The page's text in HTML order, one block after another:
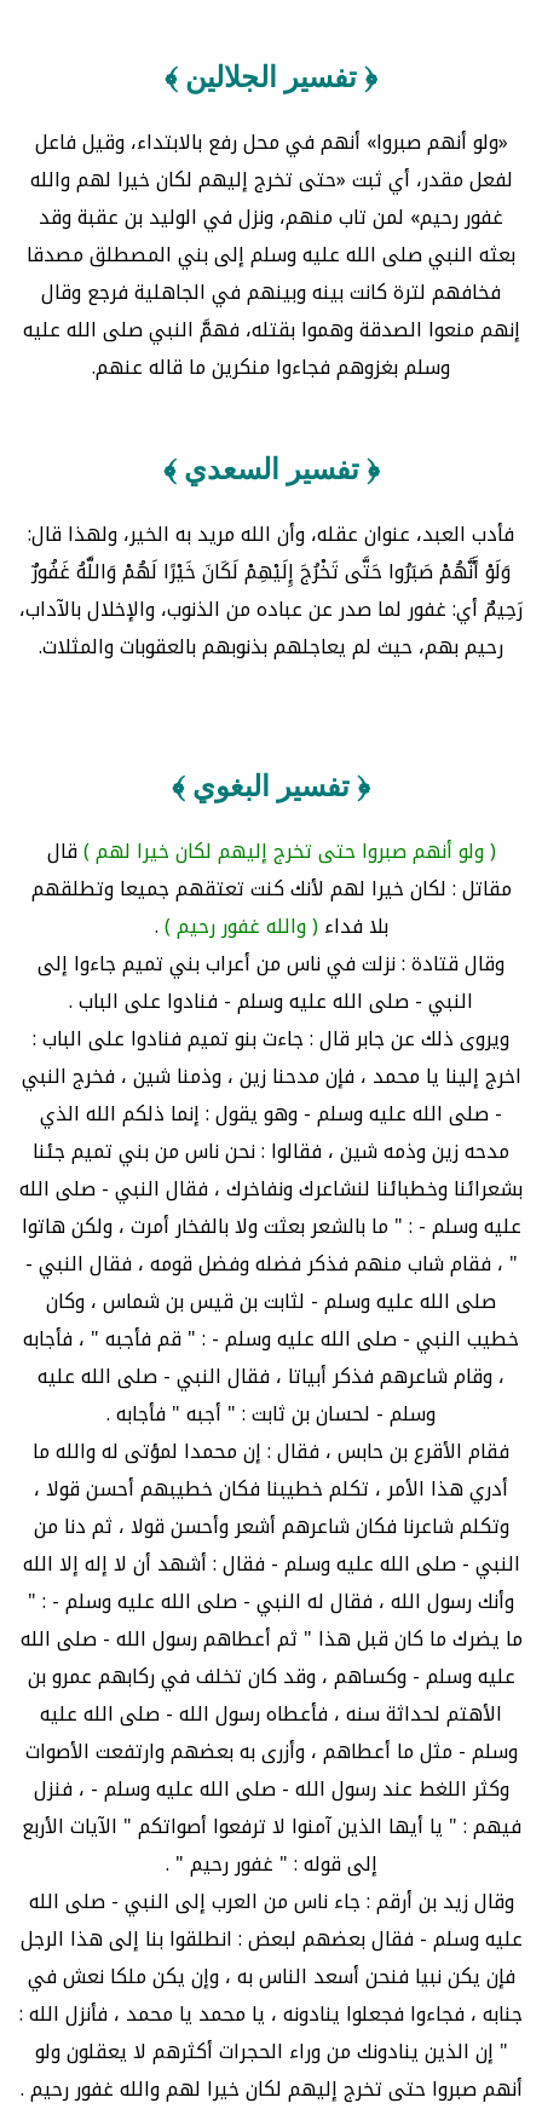
﴿ تفسير الجلالين ﴾
«ولو أنهم صبروا» أنهم في محل رفع بالابتداء، وقيل فاعل
لفعل مقدر، أي ثبت «حتى تخرج إليهم لكان خيرا لهم والله
غفور رحيم» لمن تاب منهم، ونزل في الوليد بن عقبة وقد
بعثه النبي صلى الله عليه وسلم إلى بني المصطلق مصدقا
فخافهم لترة كانت بينه وبينهم في الجاهلية فرجع وقال
إنهم منعوا الصدقة وهموا بقتله، فهمَّ النبي صلى الله عليه
وسلم بغزوهم فجاءوا منكرين ما قاله عنهم.
﴿ تفسير السعدي ﴾
فأدب العبد، عنوان عقله، وأن الله مريد به الخير، ولهذا قال:
وَلَوْ أَنَّهُمْ صَبَرُوا حَتَّى تَخْرُجَ إِلَيْهِمْ لَكَانَ خَيْرًا لَهُمْ وَاللَّهُ غَفُورٌ
رَحِيمٌ أي: غفور لما صدر عن عباده من الذنوب، والإخلال بالآداب،
رحيم بهم، حيث لم يعاجلهم بذنوبهم بالعقوبات والمثلات.
﴿ تفسير البغوي ﴾
( ولو أنهم صبروا حتى تخرج إليهم لكان خيرا لهم )قال
مقاتل : لكان خيرا لهم لأنك كنت تعتقهم جميعا وتطلقهم
بلا فداء( والله غفور رحيم ).
وقال قتادة : نزلت في ناس من أعراب بني تميم جاءوا إلى
النبي - صلى الله عليه وسلم - فنادوا على الباب .
ويروى ذلك عن جابر قال : جاءت بنو تميم فنادوا على الباب :
اخرج إلينا يا محمد ، فإن مدحنا زين ، وذمنا شين ، فخرج النبي
- صلى الله عليه وسلم - وهو يقول : إنما ذلكم الله الذي
مدحه زين وذمه شين ، فقالوا : نحن ناس من بني تميم جئنا
بشعرائنا وخطبائنا لنشاعرك ونفاخرك ، فقال النبي - صلى الله
عليه وسلم - : " ما بالشعر بعثت ولا بالفخار أمرت ، ولكن هاتوا
" ، فقام شاب منهم فذكر فضله وفضل قومه ، فقال النبي -
صلى الله عليه وسلم - لثابت بن قيس بن شماس ، وكان
خطيب النبي - صلى الله عليه وسلم - : " قم فأجبه " ، فأجابه
، وقام شاعرهم فذكر أبياتا ، فقال النبي - صلى الله عليه
وسلم - لحسان بن ثابت : " أجبه " فأجابه .
فقام الأقرع بن حابس ، فقال : إن محمدا لمؤتى له والله ما
أدري هذا الأمر ، تكلم خطيبنا فكان خطيبهم أحسن قولا ،
وتكلم شاعرنا فكان شاعرهم أشعر وأحسن قولا ، ثم دنا من
النبي - صلى الله عليه وسلم - فقال : أشهد أن لا إله إلا الله
وأنك رسول الله ، فقال له النبي - صلى الله عليه وسلم - : "
ما يضرك ما كان قبل هذا " ثم أعطاهم رسول الله - صلى الله
عليه وسلم - وكساهم ، وقد كان تخلف في ركابهم عمرو بن
الأهتم لحداثة سنه ، فأعطاه رسول الله - صلى الله عليه
وسلم - مثل ما أعطاهم ، وأزرى به بعضهم وارتفعت الأصوات
وكثر اللغط عند رسول الله - صلى الله عليه وسلم - ، فنزل
فيهم : " يا أيها الذين آمنوا لا ترفعوا أصواتكم " الآيات الأربع
إلى قوله : " غفور رحيم " .
وقال زيد بن أرقم : جاء ناس من العرب إلى النبي - صلى الله
عليه وسلم - فقال بعضهم لبعض : انطلقوا بنا إلى هذا الرجل
فإن يكن نبيا فنحن أسعد الناس به ، وإن يكن ملكا نعش في
جنابه ، فجاءوا فجعلوا ينادونه ، يا محمد يا محمد ، فأنزل الله :
" إن الذين ينادونك من وراء الحجرات أكثرهم لا يعقلون ولو
أنهم صبروا حتى تخرج إليهم لكان خيرا لهم والله غفور رحيم .